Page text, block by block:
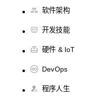
软件架构
开发技能
硬件 & IoT
DevOps
程序人生